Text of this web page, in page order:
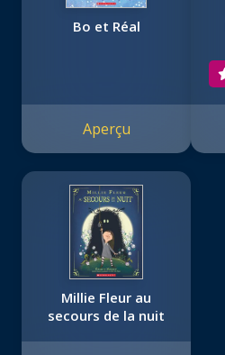
Bo et Réal
Aperçu
Millie Fleur au
secours de la nuit